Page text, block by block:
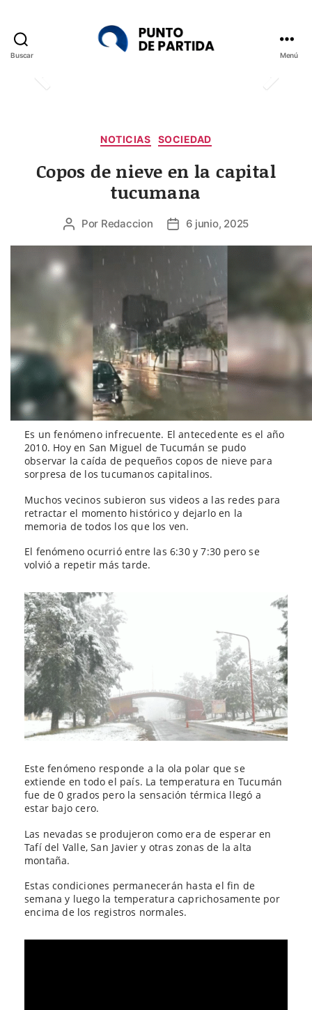
Buscar Menú
NOTICIAS SOCIEDAD
Copos de nieve en la capital
tucumana
Autor
Por Redaccion
Fecha
entrada
6 junio, 2025
Es un fenómeno infrecuente. El antecedente es el año
2010. Hoy en San Miguel de Tucumán se pudo
observar la caída de pequeños copos de nieve para
sorpresa de los tucumanos capitalinos.
Muchos vecinos subieron sus videos a las redes para
retractar el momento histórico y dejarlo en la
memoria de todos los que los ven.
El fenómeno ocurrió entre las 6:30 y 7:30 pero se
volvió a repetir más tarde.
Este fenómeno responde a la ola polar que se
extiende en todo el país. La temperatura en Tucumán
fue de 0 grados pero la sensación térmica llegó a
estar bajo cero.
Las nevadas se produjeron como era de esperar en
Tafí del Valle, San Javier y otras zonas de la alta
montaña.
Estas condiciones permanecerán hasta el fin de
semana y luego la temperatura caprichosamente por
encima de los registros normales.